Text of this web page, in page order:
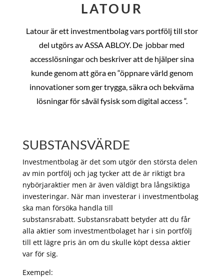
LATOUR
Latour är ett investmentbolag vars portfölj till stor
del utgörs av ASSA ABLOY. De jobbar med
accesslösningar och beskriver att de hjälper sina
kunde genom att göra en “öppnare värld genom
innovationer som ger trygga, säkra och bekväma
lösningar för såväl fysisk som digital access “.
SUBSTANSVÄRDE
Investmentbolag är det som utgör den största delen
av min portfölj och jag tycker att de är riktigt bra
nybörjaraktier men är även väldigt bra långsiktiga
investeringar. När man investerar i investmentbolag
ska man försöka handla till
substansrabatt. Substansrabatt betyder att du får
alla aktier som investmentbolaget har i sin portfölj
till ett lägre pris än om du skulle köpt dessa aktier
var för sig.
Exempel: